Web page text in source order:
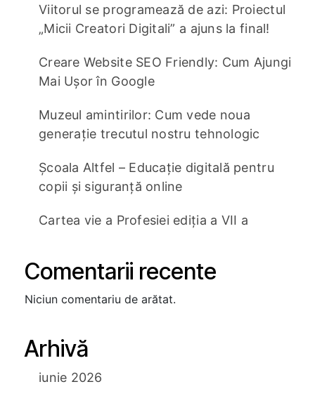
Viitorul se programează de azi: Proiectul
„Micii Creatori Digitali” a ajuns la final!
Creare Website SEO Friendly: Cum Ajungi
Mai Ușor în Google
Muzeul amintirilor: Cum vede noua
generație trecutul nostru tehnologic
Școala Altfel – Educație digitală pentru
copii și siguranță online
Cartea vie a Profesiei ediția a VII a
Comentarii recente
Niciun comentariu de arătat.
Arhivă
iunie 2026